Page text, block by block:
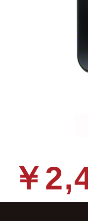
￥